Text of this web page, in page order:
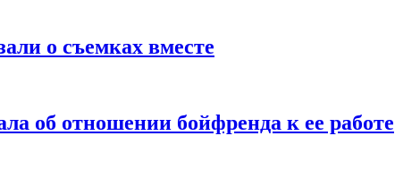
о съемках вместе
об отношении бойфренда к ее работе